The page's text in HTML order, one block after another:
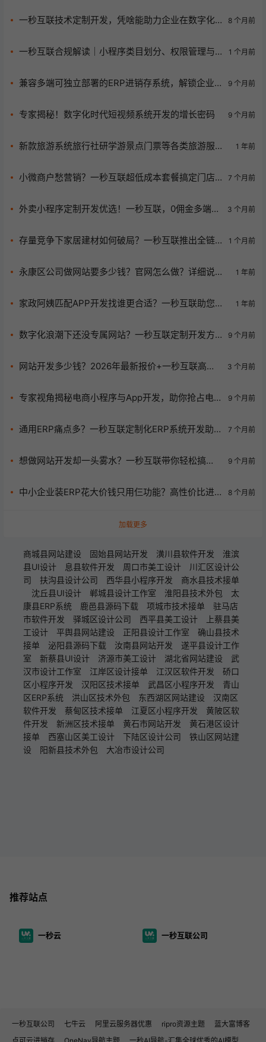
一秒互联技术定制开发，凭啥能助力企业在数字化
8 个月前
一秒互联合规解读｜小程序类目划分、权限管理与
1 个月前
兼容多端可独立部署的ERP进销存系统，解锁企业
9 个月前
专家揭秘！数字化时代短视频系统开发的增长密码 9 个月前
新款旅游系统旅行社研学游景点门票等各类旅游服务
1 年前
小微商户愁营销？一秒互联超低成本套餐搞定门店
7 个月前
外卖小程序定制开发优选！一秒互联，0佣金多端上
3 个月前
存量竞争下家居建材如何破局？一秒互联推出全链
1 个月前
永康区公司做网站要多少钱？官网怎么做？详细说明
1 年前
家政阿姨匹配APP开发找谁更合适？一秒互联助您高
1 年前
数字化浪潮下还没专属网站？一秒互联定制开发方
9 个月前
网站开发多少钱？2026年最新报价+一秒互联高性
3 个月前
专家视角揭秘电商小程序与App开发，助你抢占电
9 个月前
通用ERP痛点多？一秒互联定制化ERP系统开发助
7 个月前
想做网站开发却一头雾水？一秒互联带你轻松搞
9 个月前
中小企业装ERP花大价钱只用仨功能？高性价比进
8 个月前
加载更多
商城县网站建设 固始县网站开发 潢川县软件开发
淮滨
县UI设计
息县软件开发 周口市美工设计
川汇区设计公
司
扶沟县设计公司 西华县小程序开发
商水县技术接单
沈丘县UI设计
郸城县设计工作室 淮阳县技术外包
太
康县ERP系统
鹿邑县源码下载 项城市技术接单
驻马店
市软件开发
驿城区设计公司 西平县美工设计
上蔡县美
工设计
平舆县网站建设 正阳县设计工作室
确山县技术
接单
泌阳县源码下载 汝南县网站开发
遂平县设计工作
室
新蔡县UI设计 济源市美工设计 湖北省网站建设
武
汉市设计工作室
江岸区设计接单 江汉区软件开发
硚口
区小程序开发
汉阳区技术接单 武昌区小程序开发
青山
区ERP系统
洪山区技术外包 东西湖区网站建设
汉南区
软件开发
蔡甸区技术接单 江夏区小程序开发
黄陂区软
件开发
新洲区技术接单 黄石市网站开发
黄石港区设计
接单
西塞山区美工设计 下陆区设计公司
铁山区网站建
设
阳新县技术外包 大冶市设计公司
推荐站点
一秒云 一秒互联公司
一秒互联公司 七牛云 阿里云服务器优惠 ripro资源主题
蓝大富博客